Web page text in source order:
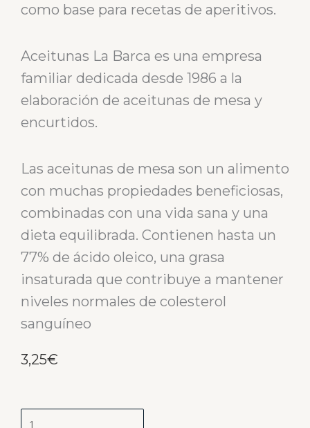
como base para recetas de aperitivos.
Aceitunas La Barca es una empresa
familiar dedicada desde 1986 a la
elaboración de aceitunas de mesa y
encurtidos.
Las aceitunas de mesa son un alimento
con muchas propiedades beneficiosas,
combinadas con una vida sana y una
dieta equilibrada. Contienen hasta un
77% de ácido oleico, una grasa
insaturada que contribuye a mantener
niveles normales de colesterol
sanguíneo
3,25€
Aceituna